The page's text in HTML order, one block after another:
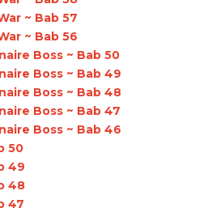
~ Bab 57
~ Bab 56
Boss ~ Bab 50
Boss ~ Bab 49
Boss ~ Bab 48
Boss ~ Bab 47
Boss ~ Bab 46
50
49
48
47